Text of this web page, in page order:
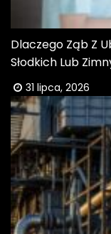
Dlaczego Ząb Z
Słodkich Lub
31 lipca, 2026